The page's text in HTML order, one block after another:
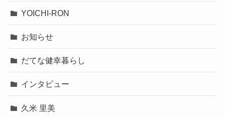
YOICHI-RON
お知らせ
だてな健幸暮らし
インタビュー
久米 里美